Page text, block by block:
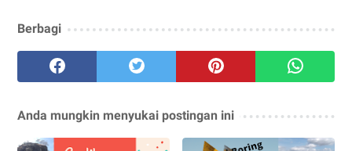
Berbagi
Anda mungkin menyukai postingan ini